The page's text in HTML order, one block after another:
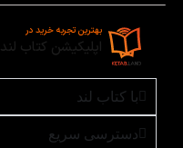
بهترین تجربه خرید در
اپلیکیشن کتاب لند
با کتاب لند
دسترسی سریع